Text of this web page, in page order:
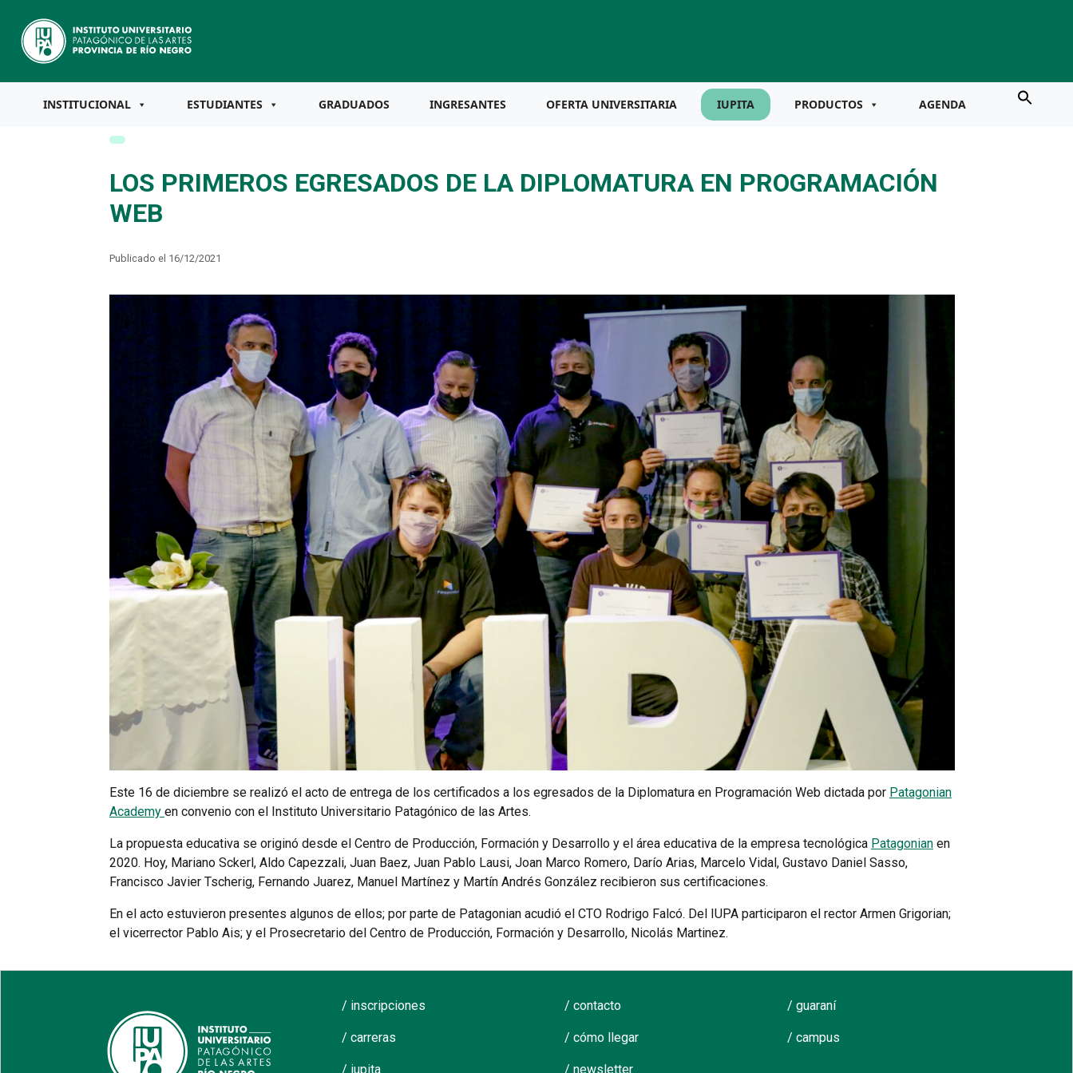
INSTITUCIONAL ESTUDIANTES GRADUADOS INGRESANTES OFERTA UNIVERSITARIA IUPITA PRODUCTOS AGENDA
LOS PRIMEROS EGRESADOS DE LA DIPLOMATURA EN PROGRAMACIÓN
WEB
Publicado el 16/12/2021
Este 16 de diciembre se realizó el acto de entrega de los certificados a los egresados de la Diplomatura en Programación Web dictada por Patagonian
Academy en convenio con el Instituto Universitario Patagónico de las Artes.
La propuesta educativa se originó desde el Centro de Producción, Formación y Desarrollo y el área educativa de la empresa tecnológica Patagonianen
2020. Hoy, Mariano Sckerl, Aldo Capezzali, Juan Baez, Juan Pablo Lausi, Joan Marco Romero, Darío Arias, Marcelo Vidal, Gustavo Daniel Sasso,
Francisco Javier Tscherig, Fernando Juarez, Manuel Martínez y Martín Andrés González recibieron sus certificaciones.
En el acto estuvieron presentes algunos de ellos; por parte de Patagonian acudió el CTO Rodrigo Falcó. Del IUPA participaron el rector Armen Grigorian;
el vicerrector Pablo Ais; y el Prosecretario del Centro de Producción, Formación y Desarrollo, Nicolás Martinez.
/ inscripciones
/ carreras
/ iupita
/ contacto
/ cómo llegar
/ newsletter
/ guaraní
/ campus